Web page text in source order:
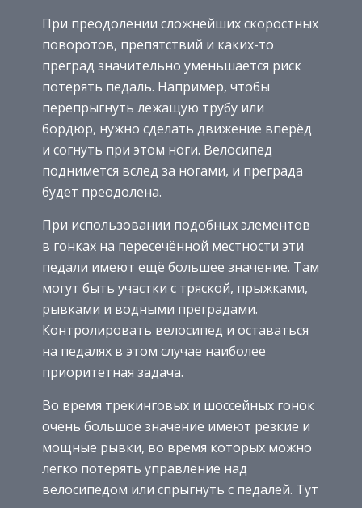
При преодолении сложнейших скоростных
поворотов, препятствий и каких-то
преград значительно уменьшается риск
потерять педаль. Например, чтобы
перепрыгнуть лежащую трубу или
бордюр, нужно сделать движение вперёд
и согнуть при этом ноги. Велосипед
поднимется вслед за ногами, и преграда
будет преодолена.
При использовании подобных элементов
в гонках на пересечённой местности эти
педали имеют ещё большее значение. Там
могут быть участки с тряской, прыжками,
рывками и водными преградами.
Контролировать велосипед и оставаться
на педалях в этом случае наиболее
приоритетная задача.
Во время трекинговых и шоссейных гонок
очень большое значение имеют резкие и
мощные рывки, во время которых можно
легко потерять управление над
велосипедом или спрыгнуть с педалей. Тут